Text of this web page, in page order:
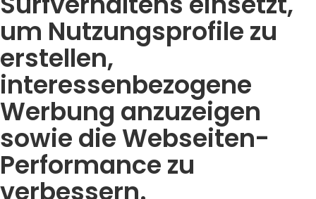
um Nutzungsprofile zu
erstellen,
interessenbezogene
Werbung anzuzeigen
sowie die Webseiten-
Performance zu
verbessern.